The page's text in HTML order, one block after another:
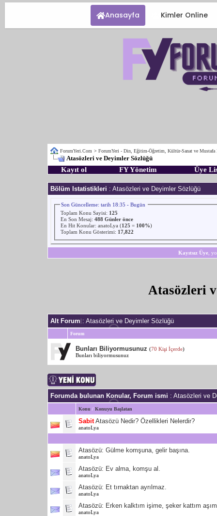
Anasayfa Kimler Online
ForumYeri.Com > ForumYeri - Din, Eğitim-Öğretim, Kültür-Sanat ve Mustafa
Atasözleri ve Deyimler Sözlüğü
Kayıt ol FY Yönetim Üye
Bölüm Istatistikleri : Atasözleri ve Deyimler Sözlüğü
Son Güncelleme: tarih 18:35 - Bugün
Toplam Konu Sayisi: 125
En Son Mesaj: 488 Günler önce
En Hit Konular: anatoLya (125 = 100%)
Toplam Konu Gösterimi: 17,822
Kayıtsız Üye,
Atasözleri
Alt Forum: Atasözleri ve Deyimler Sözlüğü
Forum
Bunları Biliyormusunuz (70 Kişi İçerde)
Bunları biliyormusunuz
Forumda bulunan Konular, Forum ismi : Atasözleri ve
Konu / Konuyu Başlatan
Sabit Atasözü Nedir? Özellikleri Nelerdir?
anatoLya
Atasözü: Gülme komşuna, gelir başına.
anatoLya
Atasözü: Ev alma, komşu al.
anatoLya
Atasözü: Et tırnaktan ayrılmaz.
anatoLya
Atasözü: Erken kalktım işime, şeker kattım
anatoLya